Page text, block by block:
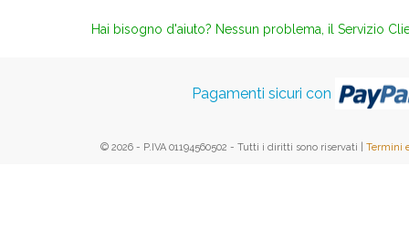
Hai bisogno d'aiuto? Nessun problema, il Servizio
Pagamenti sicuri con
© 2026 - P.IVA 01194560502 - Tutti i diritti sono riservati | Termini